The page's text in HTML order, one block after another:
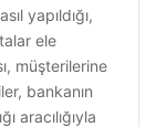
yapıldığı,
ele
müşterilerine
bankanın
aracılığıyla